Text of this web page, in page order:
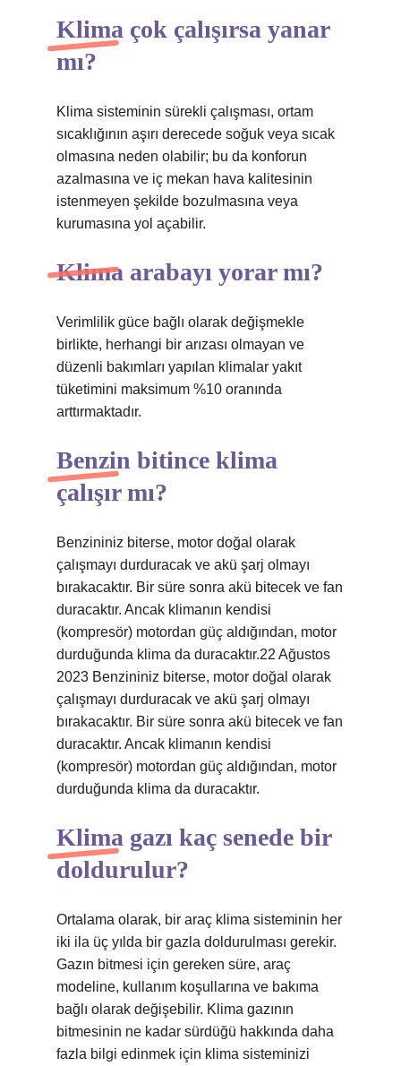
Klima çok çalışırsa yanar
mı?
Klima sisteminin sürekli çalışması, ortam
sıcaklığının aşırı derecede soğuk veya sıcak
olmasına neden olabilir; bu da konforun
azalmasına ve iç mekan hava kalitesinin
istenmeyen şekilde bozulmasına veya
kurumasına yol açabilir.
Klima arabayı yorar mı?
Verimlilik güce bağlı olarak değişmekle
birlikte, herhangi bir arızası olmayan ve
düzenli bakımları yapılan klimalar yakıt
tüketimini maksimum %10 oranında
arttırmaktadır.
Benzin bitince klima
çalışır mı?
Benzininiz biterse, motor doğal olarak
çalışmayı durduracak ve akü şarj olmayı
bırakacaktır. Bir süre sonra akü bitecek ve fan
duracaktır. Ancak klimanın kendisi
(kompresör) motordan güç aldığından, motor
durduğunda klima da duracaktır.22 Ağustos
2023 Benzininiz biterse, motor doğal olarak
çalışmayı durduracak ve akü şarj olmayı
bırakacaktır. Bir süre sonra akü bitecek ve fan
duracaktır. Ancak klimanın kendisi
(kompresör) motordan güç aldığından, motor
durduğunda klima da duracaktır.
Klima gazı kaç senede bir
doldurulur?
Ortalama olarak, bir araç klima sisteminin her
iki ila üç yılda bir gazla doldurulması gerekir.
Gazın bitmesi için gereken süre, araç
modeline, kullanım koşullarına ve bakıma
bağlı olarak değişebilir. Klima gazının
bitmesinin ne kadar sürdüğü hakkında daha
fazla bilgi edinmek için klima sisteminizi